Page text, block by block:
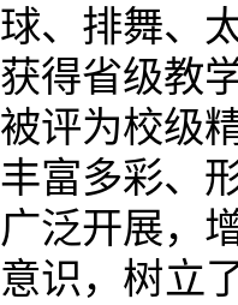
球、排舞、
获得省级教
被评为校级
丰富多彩、
广泛开展，
意识，树立